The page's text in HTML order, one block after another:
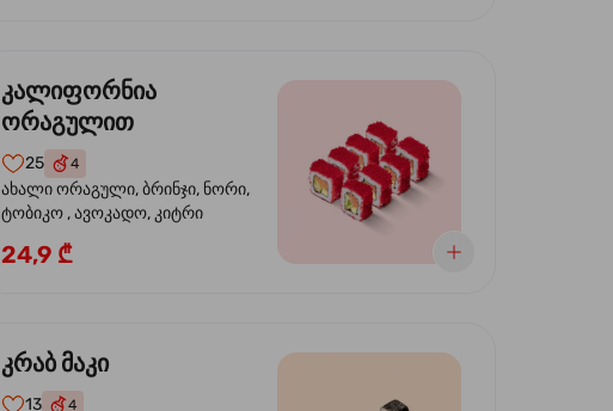
კალიფორნია
ორაგულით
25 4
ახალი ორაგული, ბრინჯი, ნორი,
ტობიკო , ავოკადო, კიტრი
24,9 ₾
კრაბ მაკი
13 4